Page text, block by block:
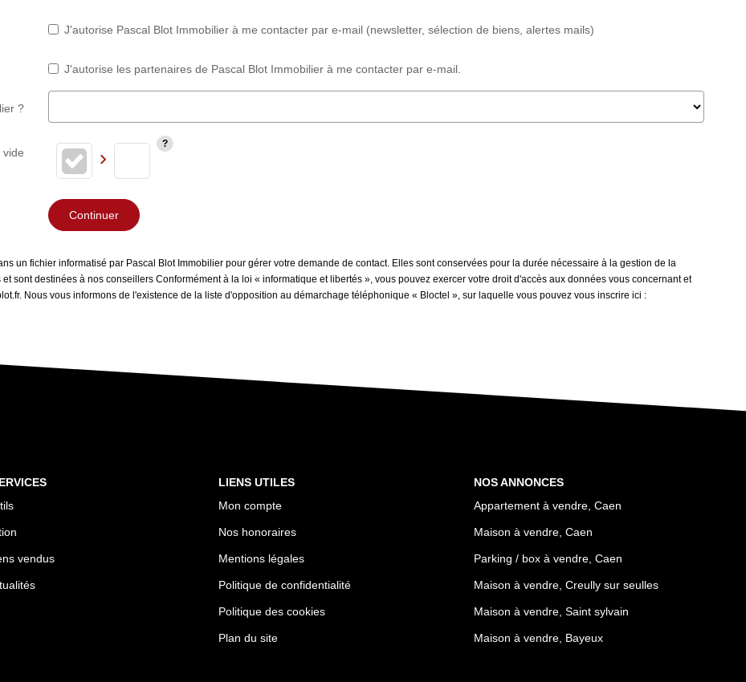
J'autorise Pascal Blot Immobilier à me contacter par e-mail (newsletter, sélection de biens, alertes mails)
J'autorise les partenaires de Pascal Blot Immobilier à me contacter par e-mail.
?
vide
Continuer
un fichier informatisé par Pascal Blot Immobilier pour gérer votre demande de contact. Elles sont conservées pour la durée nécessaire à la gestion de la
sont destinées à nos conseillers Conformément à la loi « informatique et libertés », vous pouvez exercer votre droit d'accès aux données vous concernant et
Nous vous informons de l'existence de la liste d'opposition au démarchage téléphonique « Bloctel », sur laquelle vous pouvez vous inscrire ici :
vendus
LIENS UTILES
Mon compte
Nos honoraires
Mentions légales
Politique de confidentialité
Politique des cookies
Plan du site
NOS ANNONCES
Appartement à vendre, Caen
Maison à vendre, Caen
Parking / box à vendre, Caen
Maison à vendre, Creully sur seulles
Maison à vendre, Saint sylvain
Maison à vendre, Bayeux